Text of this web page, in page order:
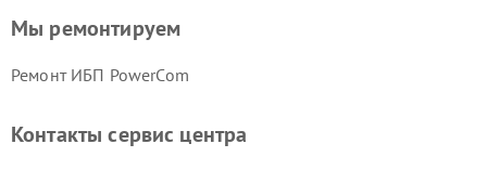
Мы ремонтируем
Ремонт ИБП PowerCom
Контакты сервис центра